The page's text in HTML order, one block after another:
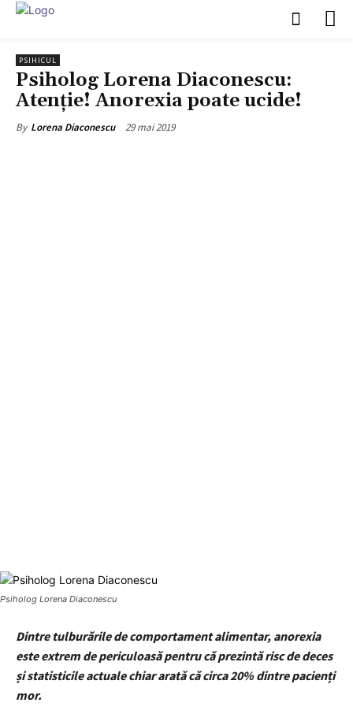
PSIHICUL
Psiholog Lorena Diaconescu:
Atenție! Anorexia poate ucide!
By Lorena Diaconescu 29 mai 2019
Psiholog Lorena Diaconescu
Dintre tulburările de comportament alimentar, anorexia
este extrem de periculoasă pentru că prezintă risc de deces
și statisticile actuale chiar arată că circa 20% dintre pacienți
mor.